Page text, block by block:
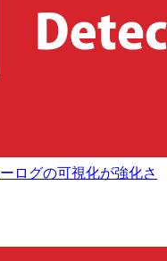
ログの可視化が強化さ